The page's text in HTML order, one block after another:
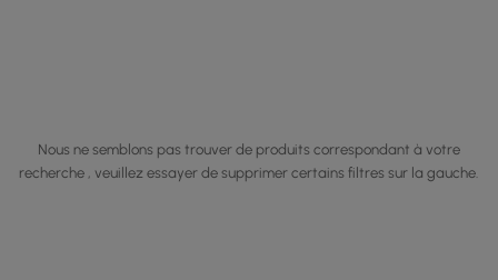
Nous ne semblons pas trouver de produits correspondant à votre
recherche , veuillez essayer de supprimer certains filtres sur la gauche.